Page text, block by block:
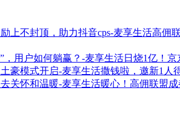
高佣
日烧1亿！
撒钱啦，邀新1人
暖心！高佣联盟